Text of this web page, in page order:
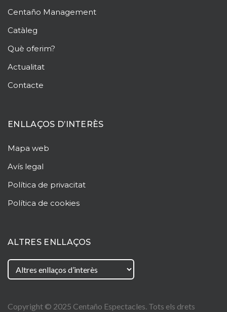
Centaño Management
Catàleg
Què oferim?
Actualitat
Contacte
ENLLAÇOS D’INTERÈS
Mapa web
Avís legal
Política de privacitat
Política de cookies
ALTRES ENLLAÇOS
Copyright © 2025 Centaño Espectacles. Tots els drets